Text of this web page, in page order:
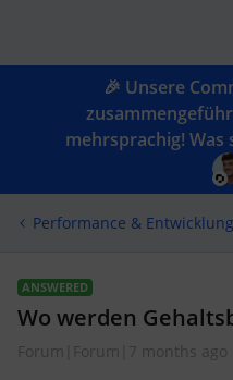
🎉 Unsere
mehrsprachig! Was
Performance & Entwicklung
ANSWERED
Wo werden
Forum|Forum|7 months ago